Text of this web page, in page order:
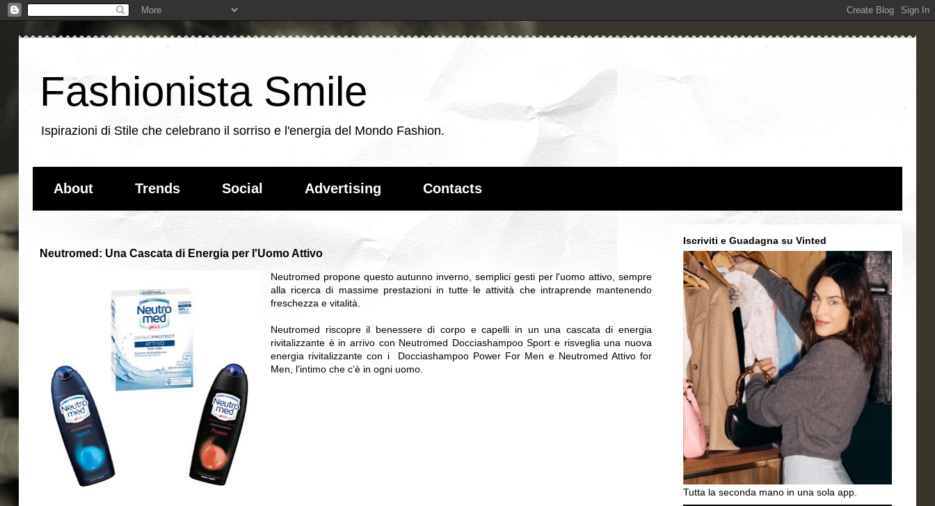
Fashionista Smile
Ispirazioni di Stile che celebrano il sorriso e l'energia del Mondo Fashion.
About Trends Social Advertising Contacts
Neutromed: Una Cascata di Energia per l'Uomo Attivo
Neutromed propone questo autunno inverno, semplici gesti per l'uomo attivo, sempre
alla ricerca di massime prestazioni in tutte le attività che intraprende mantenendo
freschezza e vitalità.
Neutromed riscopre il benessere di corpo e capelli in un una cascata di energia
rivitalizzante è in arrivo con Neutromed Docciashampoo Sport e risveglia una nuova
energia rivitalizzante con i Docciashampoo Power For Men e Neutromed Attivo for
Men, l’intimo che c’è in ogni uomo.
Iscriviti e Guadagna su Vinted
Tutta la seconda mano in una sola app.